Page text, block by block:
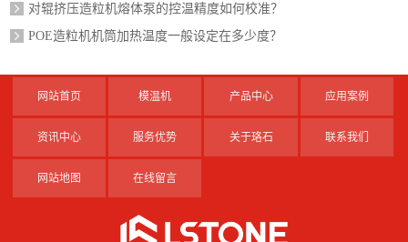
对辊挤压造粒机熔体泵的控温精度如何校准？
POE造粒机机筒加热温度一般设定在多少度？
网站首页 模温机 产品中心 应用案例
资讯中心 服务优势 关于珞石 联系我们
网站地图 在线留言